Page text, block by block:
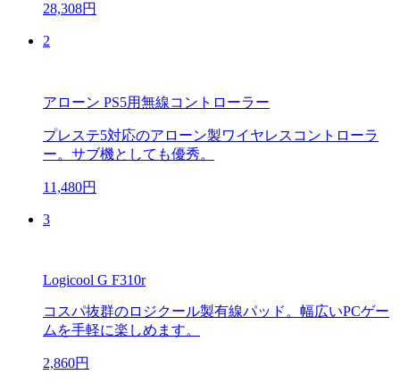
28,308円
2
アローン PS5用無線コントローラー
プレステ5対応のアローン製ワイヤレスコントローラ
ー。サブ機としても優秀。
11,480円
3
Logicool G F310r
コスパ抜群のロジクール製有線パッド。幅広いPCゲー
ムを手軽に楽しめます。
2,860円